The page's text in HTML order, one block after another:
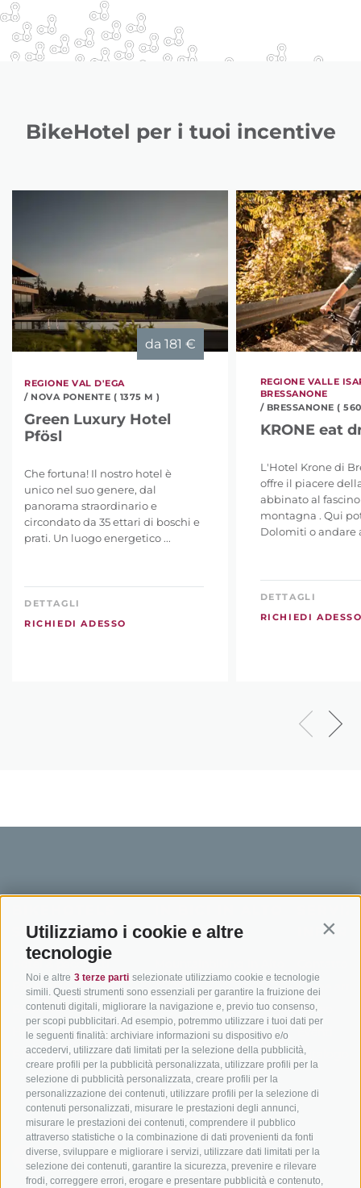
Utilizziamo i cookie e altre
tecnologie
Noi e altre 3 terze parti selezionate utilizziamo cookie e tecnologie
simili. Questi strumenti sono essenziali per garantire la fruizione dei
contenuti digitali, migliorare la navigazione e, previo tuo consenso,
per scopi pubblicitari. Ad esempio, potremmo utilizzare i tuoi dati per
le seguenti finalità: archiviare informazioni su dispositivo e/o
accedervi, utilizzare dati limitati per la selezione della pubblicità,
creare profili per la pubblicità personalizzata, utilizzare profili per la
selezione di pubblicità personalizzata, creare profili per la
personalizzazione dei contenuti, utilizzare profili per la selezione di
contenuti personalizzati, misurare le prestazioni degli annunci,
misurare le prestazioni dei contenuti, comprendere il pubblico
attraverso statistiche o la combinazione di dati provenienti da fonti
diverse, sviluppare e migliorare i servizi, utilizzare dati limitati per la
selezione dei contenuti, garantire la sicurezza, prevenire e rilevare
frodi, correggere errori, erogare e presentare pubblicità e contenuto,
BikeHotel per i tuoi incentive
da 181 €
REGIONE VAL D'EGA
/ NOVA PONENTE ( 1375 M )
Green Luxury Hotel
Pfösl
Che fortuna! Il nostro hotel è
unico nel suo genere, dal
panorama straordinario e
circondato da 35 ettari di boschi e
prati. Un luogo energetico ...
DETTAGLI
RICHIEDI ADESSO
REGIONE VALLE
BRESSANONE
/ BRESSANONE (
KRONE eat
L'Hotel Krone di
offre il piacere
abbinato al
montagna . Qui
Dolomiti o andare
DETTAGLI
RICHIEDI
SÜDTIROL
Hotel & pacchetti
Pacchetti vacanze
Buoni vacanza
Hot Deals
Bike & Work
ADIGE
Adige
In bici da corsa in Alto
Adige
Ciclabili in Alto Adige
Scuole bike
Tutti i tour
Come
Meteo
Catalogo